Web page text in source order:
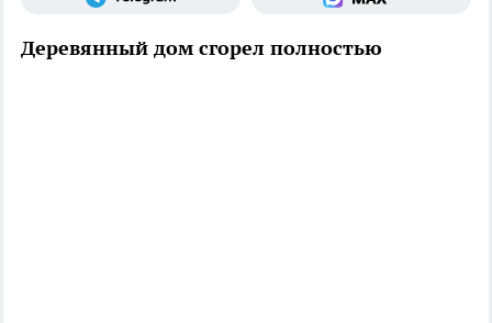
Деревянный дом сгорел полностью